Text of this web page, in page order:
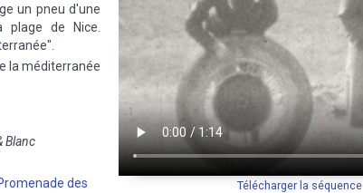
Télécharger la séquence
un pneu d'une
plage de Nice.
la méditerranée
Blanc
des